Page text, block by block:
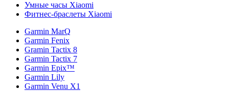
Умные часы Xiaomi
Фитнес-браслеты Xiaomi
Garmin MarQ
Garmin Fenix
Gramin Tactix 8
Garmin Tactix 7
Garmin Epix™
Garmin Lily
Garmin Venu X1